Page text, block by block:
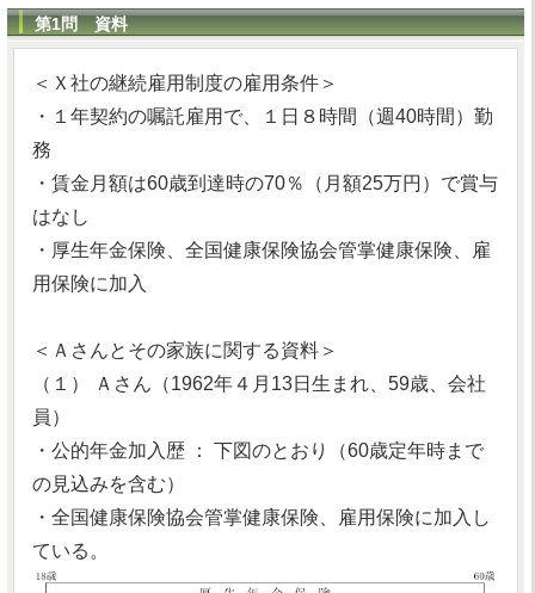
第1問 資料
＜Ｘ社の継続雇用制度の雇用条件＞
・１年契約の嘱託雇用で、１日８時間（週40時間）勤
務
・賃金月額は60歳到達時の70％（月額25万円）で賞与
はなし
・厚生年金保険、全国健康保険協会管掌健康保険、雇
用保険に加入
＜Ａさんとその家族に関する資料＞
（１） Ａさん（1962年４月13日生まれ、59歳、会社
員）
・公的年金加入歴 ： 下図のとおり（60歳定年時まで
の見込みを含む）
・全国健康保険協会管掌健康保険、雇用保険に加入し
ている。